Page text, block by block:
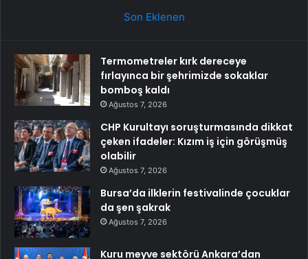
Son Eklenen
Termometreler kırk dereceye
fırlayınca bir şehrimizde sokaklar
bomboş kaldı
Ağustos 7, 2026
CHP Kurultayı soruşturmasında dikkat
çeken ifadeler: Kızım iş için görüşmüş
olabilir
Ağustos 7, 2026
Bursa’da ilklerin festivalinde çocuklar
da şen şakrak
Ağustos 7, 2026
Kuru meyve sektörü Ankara’dan